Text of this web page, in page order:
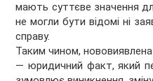
мають суттєве значення
не могли бути відомі ні
справу.
Таким чином,
— юридичний факт, який